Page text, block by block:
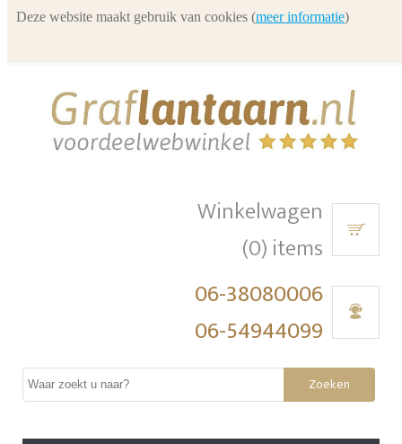
Winkelwagen
(0) items
06-38080006
06-54944099
Zoeken
Deze website maakt gebruik van cookies (meer informatie)